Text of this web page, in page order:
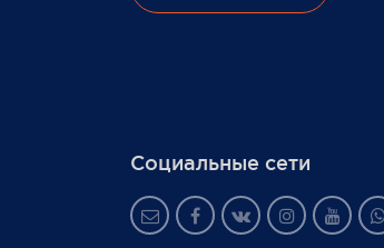
Социальные сети